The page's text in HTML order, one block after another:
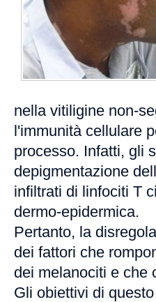
nella vitiligine non-
l'immunità cellulare
processo. Infatti, gli
depigmentazione
infiltrati di linfociti T
dermo-epidermica.
Pertanto, la
dei fattori che
dei melanociti e che
Gli obiettivi di